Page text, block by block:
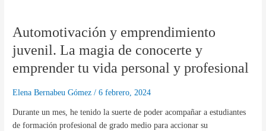
Automotivación y emprendimiento
juvenil. La magia de conocerte y
emprender tu vida personal y profesional
Elena Bernabeu Gómez/6 febrero, 2024
Durante un mes, he tenido la suerte de poder acompañar a estudiantes
de formación profesional de grado medio para accionar su
emprendimiento
La
magia
conocerte
y
emprender